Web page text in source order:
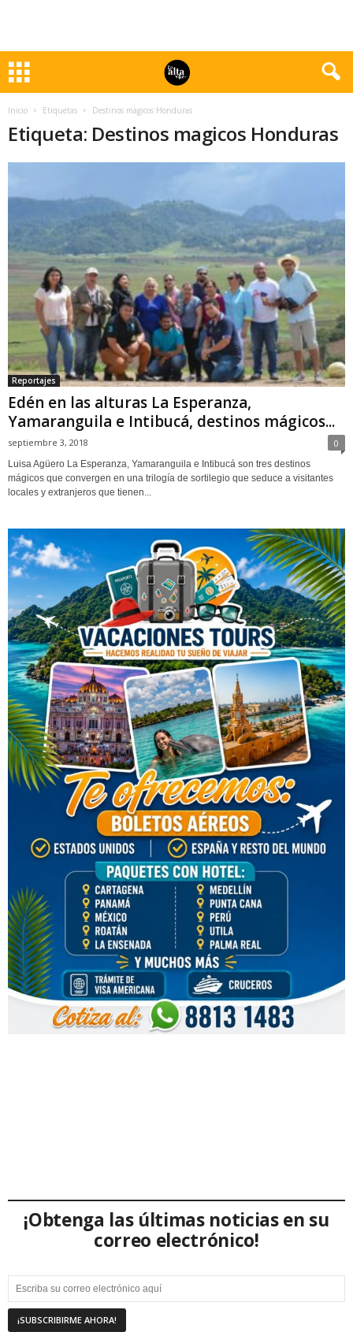
Inicio Etiquetas Destinos magicos Honduras
Etiqueta: Destinos magicos Honduras
Reportajes
Edén en las alturas La Esperanza,
Yamaranguila e Intibucá, destinos mágicos...
septiembre 3, 2018 0
Luisa Agüero La Esperanza, Yamaranguila e Intibucá son tres destinos
mágicos que convergen en una trilogía de sortilegio que seduce a visitantes
locales y extranjeros que tienen...
¡Obtenga las últimas noticias en su
correo electrónico!